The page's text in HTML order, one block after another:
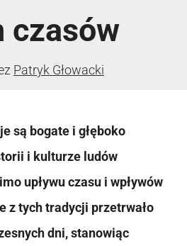
czasów
Patryk Głowacki
są bogate i głęboko
i kulturze ludów
upływu czasu i wpływów
z tych tradycji przetrwało
dni, stanowiąc